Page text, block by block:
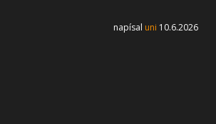
napísal uni 10.6.2026